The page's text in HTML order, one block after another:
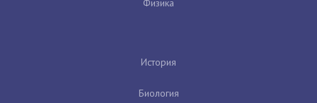
Физика
История
Биология